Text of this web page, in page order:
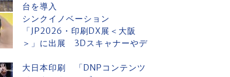
台を導入
シンクイノベーション
「JP2026・印刷DX展＜大阪
＞」に出展 3Dスキャナーやデ
大日本印刷 「DNPコンテンツ